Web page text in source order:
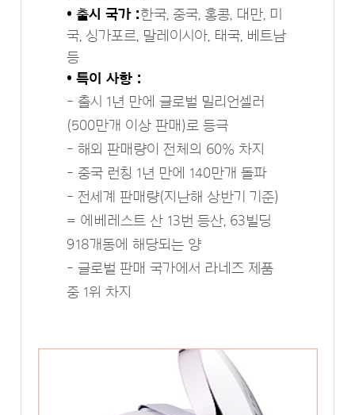
• 출시 국가 :한국, 중국, 홍콩, 대만, 미
국, 싱가포르, 말레이시아, 태국, 베트남
등
• 특이 사항 :
- 출시 1년 만에 글로벌 밀리언셀러
(500만개 이상 판매)로 등극
- 해외 판매량이 전체의 60% 차지
- 중국 런칭 1년 만에 140만개 돌파
- 전세계 판매량(지난해 상반기 기준)
= 에베레스트 산 13번 등산, 63빌딩
918개동에 해당되는 양
- 글로벌 판매 국가에서 라네즈 제품
중 1위 차지